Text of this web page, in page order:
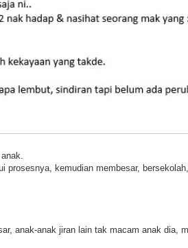
kemudian membesar,
anak-anak jiran lain tak macam anak dia,